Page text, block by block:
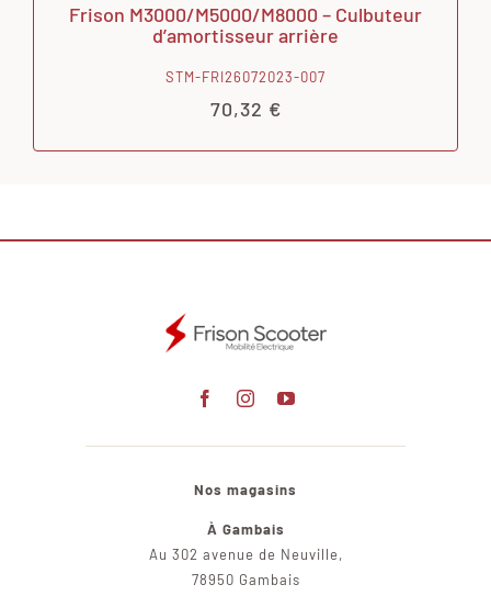
Frison M3000/M5000/M8000 – Culbuteur
d’amortisseur arrière
STM-FRI26072023-007
70,32 €
Nos magasins
À Gambais
Au 302 avenue de Neuville,
78950 Gambais